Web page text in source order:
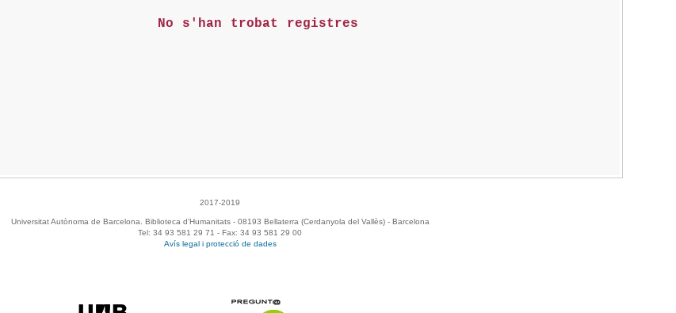
No s'han trobat registres
2017-2019
Universitat Autònoma de Barcelona. Biblioteca d'Humanitats - 08193 Bellaterra (Cerdanyola del Vallès) - Barcelona
Tel: 34 93 581 29 71 - Fax: 34 93 581 29 00
Avís legal i protecció de dades